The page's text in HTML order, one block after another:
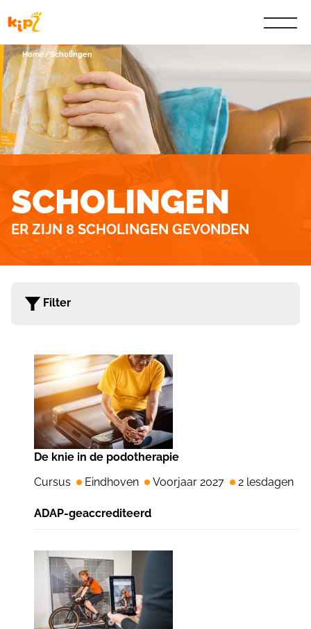
Home/Scholingen
SCHOLINGEN
ER ZIJN 8 SCHOLINGEN GEVONDEN
Filter
De knie in de podotherapie
Cursus
Eindhoven Voorjaar 2027 2 lesdagen
ADAP-geaccrediteerd